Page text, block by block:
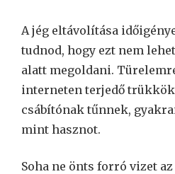
A jég eltávolítása
tudnod, hogy ezt nem
alatt megoldani.
interneten terjedő
csábítónak tűnnek,
mint hasznot.
Soha ne önts forró vizet